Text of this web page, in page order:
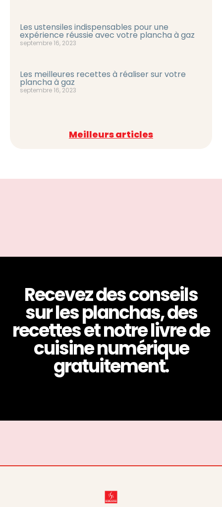
Les ustensiles indispensables pour une
expérience réussie avec votre plancha à gaz
septembre 16, 2023
Les meilleures recettes à réaliser sur votre
plancha à gaz
septembre 16, 2023
Meilleurs articles
Recevez des conseils
sur les planchas, des
recettes et notre livre de
cuisine numérique
gratuitement.